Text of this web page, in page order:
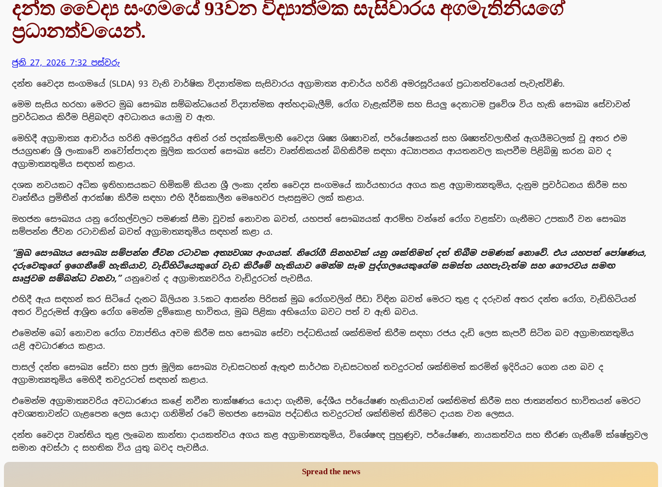
දන්ත වෛද්‍ය සංගමයේ 93වන විද්‍යාත්මක සැසිවාරය අගමැතිනියගේ
ප්‍රධානත්වයෙන්.
ජුනි 27, 2026 7:32 පස්වරු
දන්ත වෛද්‍ය සංගමයේ (SLDA) 93 වැනි වාර්ෂික විද්‍යාත්මක සැසිවාරය අග්‍රාමාත්‍ය ආචාර්ය හරිනි අමරසූරියගේ ප්‍රධානත්වයෙන් පැවැත්විණි.
මෙම සැසිය හරහා මෙරට මුඛ සෞඛ්‍ය සම්බන්ධයෙන් විද්‍යාත්මක අත්හදාබැලීම්, රෝග වැළැක්වීම සහ සියලු දෙනාටම ප්‍රවේශ විය හැකි සෞඛ්‍ය සේවාවන්
ප්‍රවර්ධනය කිරීම පිළිබඳව අවධානය යොමු ව ඇත.
මෙහිදී අග්‍රාමාත්‍ය ආචාර්ය හරිනි අමරසූරිය අතින් රන් පදක්කම්ලාභී වෛද්‍ය ශිෂ්‍ය ශිෂ්‍යාවන්, පර්යේෂකයන් සහ ශිෂ්‍යත්වලාභීන් ඇගයීමටලක් වූ අතර එම
ජයග්‍රහණ ශ්‍රී ලංකාවේ නවෝත්පාදන මූලික කරගත් සෞඛ්‍ය සේවා වෘත්තිකයන් බිහිකිරීම සඳහා අධ්‍යාපනය ආයතනවල කැපවීම පිළිබිඹු කරන බව ද
අග්‍රාමාත්‍යතුමිය සඳහන් කළාය.
දශක නවයකට අධික ඉතිහාසයකට හිමිකම් කියන ශ්‍රී ලංකා දන්ත වෛද්‍ය සංගමයේ කාර්යභාරය අගය කළ අග්‍රාමාත්‍යතුමිය, දැනුම ප්‍රවර්ධනය කිරීම සහ
වෘත්තීය ප්‍රමිතීන් ආරක්ෂා කිරීම සඳහා එහි දීර්ඝකාලීන මෙහෙවර පැසසුමට ලක් කළාය.
මහජන සෞඛ්‍යය යනු රෝහල්වලට පමණක් සීමා වූවක් නොවන බවත්, යහපත් සෞඛ්‍යයක් ආරම්භ වන්නේ රෝග වළක්වා ගැනීමට උපකාරී වන සෞඛ්‍ය
සම්පන්න ජීවන රටාවකින් බවත් අග්‍රාමාත්‍යතුමිය සඳහන් කළා ය.
“මුඛ සෞඛ්‍යය සෞඛ්‍ය සම්පන්න ජීවන රටාවක අත්‍යවශ්‍ය අංගයක්. නිරෝගී සිනහවක් යනු ශක්තිමත් දත් තිබීම පමණක් නොවේ. එය යහපත් පෝෂණය,
දරුවෙකුගේ ඉගෙනීමේ හැකියාව, වැඩිහිටියෙකුගේ වැඩ කිරීමේ හැකියාව මෙන්ම සෑම පුද්ගලයෙකුගේම සමස්ත යහපැවැත්ම සහ ගෞරවය සමඟ
සෘජුවම සම්බන්ධ වනවා,”යනුවෙන් ද අග්‍රාමාත්‍යවරිය වැඩිදුරටත් පැවසීය.
එහිදී ඇය සඳහන් කර සිටියේ දැනට බිලියන 3.5කට ආසන්න පිරිසක් මුඛ රෝගවලින් පීඩා විඳින බවත් මෙරට තුළ ද දරුවන් අතර දන්ත රෝග, වැඩිහිටියන්
අතර විදුරුමස් ආශ්‍රිත රෝග මෙන්ම දුම්කොළ භාවිතය, මුඛ පිළිකා අභියෝග බවට පත් ව ඇති බවය.
එමෙන්ම බෝ නොවන රෝග ව්‍යාප්තිය අවම කිරීම සහ සෞඛ්‍ය සේවා පද්ධතියක් ශක්තිමත් කිරීම සඳහා රජය දැඩි ලෙස කැපවී සිටින බව අග්‍රාමාත්‍යතුමිය
යළි අවධාරණය කළාය.
පාසල් දන්ත සෞඛ්‍ය සේවා සහ ප්‍රජා මූලික සෞඛ්‍ය වැඩසටහන් ඇතුළු සාර්ථක වැඩසටහන් තවදුරටත් ශක්තිමත් කරමින් ඉදිරියට ගෙන යන බව ද
අග්‍රාමාත්‍යතුමිය මෙහිදී තවදුරටත් සඳහන් කළාය.
එමෙන්ම අග්‍රාමාත්‍යවරිය අවධාරණය කළේ නවීන තාක්ෂණය යොදා ගැනීම, දේශීය පර්යේෂණ හැකියාවන් ශක්තිමත් කිරීම සහ ජාත්‍යන්තර භාවිතයන් මෙරට
අවශ්‍යතාවන්ට ගැළපෙන ලෙස යොදා ගනිමින් රටේ මහජන සෞඛ්‍ය පද්ධතිය තවදුරටත් ශක්තිමත් කිරීමට දායක වන ලෙසය.
දන්ත වෛද්‍ය වෘත්තිය තුළ ලැබෙන කාන්තා දායකත්වය අගය කළ අග්‍රාමාත්‍යතුමිය, විශේෂඥ පුහුණුව, පර්යේෂණ, නායකත්වය සහ තීරණ ගැනීමේ ක්ෂේත්‍රවල
සමාන අවස්ථා ද සහතික විය යුතු බවද පැවසීය.
Spread the news